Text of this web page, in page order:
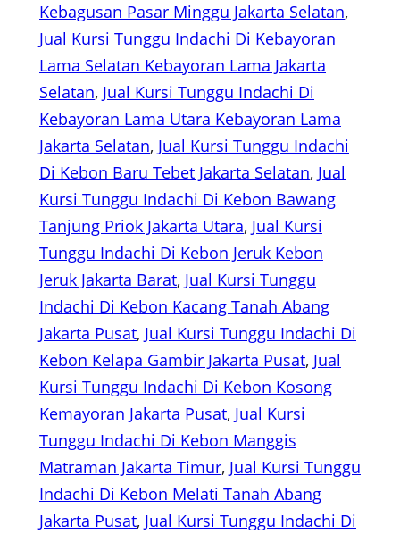
Kebagusan Pasar Minggu Jakarta Selatan
Jual Kursi Tunggu Indachi Di Kebayoran
Lama Selatan Kebayoran Lama Jakarta
Selatan, Jual Kursi Tunggu Indachi Di
Kebayoran Lama Utara Kebayoran Lama
Jakarta Selatan, Jual Kursi Tunggu Indachi
Di Kebon Baru Tebet Jakarta Selatan, Jual
Kursi Tunggu Indachi Di Kebon Bawang
Tanjung Priok Jakarta Utara, Jual Kursi
Tunggu Indachi Di Kebon Jeruk Kebon
Jeruk Jakarta Barat, Jual Kursi Tunggu
Indachi Di Kebon Kacang Tanah Abang
Jakarta Pusat, Jual Kursi Tunggu Indachi Di
Kebon Kelapa Gambir Jakarta Pusat, Jual
Kursi Tunggu Indachi Di Kebon Kosong
Kemayoran Jakarta Pusat, Jual Kursi
Tunggu Indachi Di Kebon Manggis
Matraman Jakarta Timur, Jual Kursi Tunggu
Indachi Di Kebon Melati Tanah Abang
Jakarta Pusat, Jual Kursi Tunggu Indachi Di